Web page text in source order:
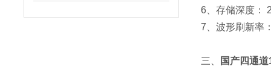
6、存储深度：
7、波形刷新率
三、
国产四通